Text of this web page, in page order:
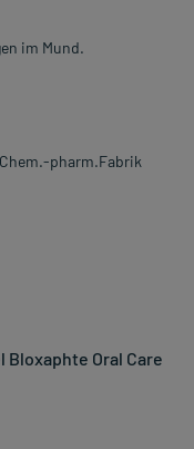
im Mund.
pharm.Fabrik
Oral Care